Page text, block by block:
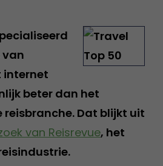
van
internet
beter dan het
Dat blijkt uit
van Reisrevue, het